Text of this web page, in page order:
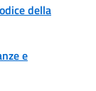
della
e